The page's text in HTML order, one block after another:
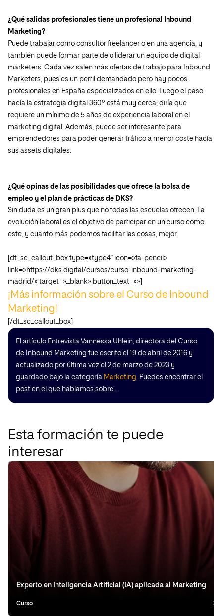
¿Qué salidas profesionales tiene un profesional Inbound
Marketing?
Puede trabajar como consultor freelancer o en una agencia, y
también puede formar parte de o liderar un equipo de digital
marketers. Cada vez salen más ofertas de trabajo para Inbound
Marketers, pues es un perfil demandado pero hay pocos
profesionales en España especializados en ello. Luego el paso
hacía la estrategia digital 360º está muy cerca; diría que
requiere un mínimo de 5 años de experiencia laboral en el
marketing digital. Además, puede ser interesante para
emprendedores para poder generar tráfico a menor coste hacía
sus assets digitales.
¿Qué opinas de las posibilidades que ofrece la bolsa de
empleo y el plan de prácticas de DKS?
Sin duda es un gran plus que no todas las escuelas ofrecen. La
evolución laboral es el objetivo de participar en un curso como
este, y cuanto más podemos facilitar las cosas, mejor.
[dt_sc_callout_box type=»type4″ icon=»fa-pencil»
link=»https://dks.digital/cursos/curso-inbound-marketing-
madrid/» target=»_blank» button_text=»»]
¡Más información sobre el Curso de Inbound
Marketing!
[/dt_sc_callout_box]
El artículo Entrevista Vannessa Uhlein, directora del Curso
de Inbound Marketing fue escrito el 19 de abril de 2016 y
actualizado por última vez el 2 de marzo de 2023 y
guardado bajo la categoría Marketing. Puedes encontrar el
post en el que hablamos sobre .
Esta formación te puede
interesar
Experto en Inteligencia Artificial (IA) aplicada al Marketing
Curso 3